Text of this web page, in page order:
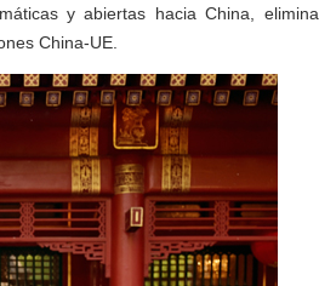
y abiertas hacia China,
China-UE.